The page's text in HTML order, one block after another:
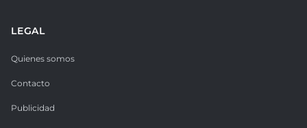
LEGAL
Quienes somos
Contacto
Publicidad